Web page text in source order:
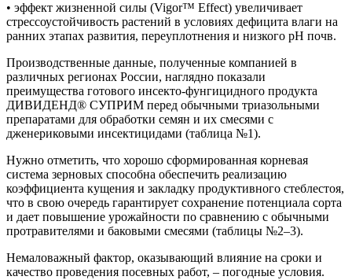
• эффект жизненной силы (Vigor™ Effect) увеличивает
стрессоустойчивость растений в условиях дефицита влаги на
ранних этапах развития, переуплотнения и низкого pH почв.
Производственные данные, полученные компанией в
различных регионах России, наглядно показали
преимущества готового инсекто-фунгицидного продукта
ДИВИДЕНД® СУПРИМ перед обычными триазольными
препаратами для обработки семян и их смесями с
дженериковыми инсектицидами (таблица №1).
Нужно отметить, что хорошо сформированная корневая
система зерновых способна обеспечить реализацию
коэффициента кущения и закладку продуктивного стеблестоя,
что в свою очередь гарантирует сохранение потенциала сорта
и дает повышение урожайности по сравнению с обычными
протравителями и баковыми смесями (таблицы №2–3).
Немаловажный фактор, оказывающий влияние на сроки и
качество проведения посевных работ, – погодные условия.